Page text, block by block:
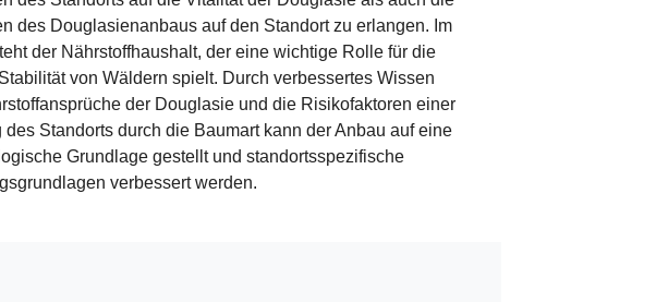
des Douglasienanbaus auf den Standort zu erlangen. Im
der Nährstoffhaushalt, der eine wichtige Rolle für die
von Wäldern spielt. Durch verbessertes Wissen
der Douglasie und die Risikofaktoren einer
des Standorts durch die Baumart kann der Anbau auf eine
Grundlage gestellt und standortsspezifische
verbessert werden.